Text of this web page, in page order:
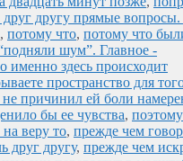
другу прямые
, потому что, потому что
шум”. Главное -
именно здесь происходит
пространство для
не причинил ей боли
бы ее чувства,
веру то, прежде чем
друг другу, прежде чем